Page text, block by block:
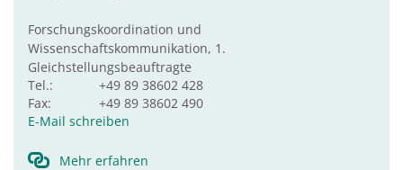
Forschungskoordination und
Wissenschaftskommunikation, 1.
Gleichstellungsbeauftragte
Tel.:
+49 89 38602 428
Fax:
+49 89 38602 490
E-Mail schreiben
Mehr erfahren